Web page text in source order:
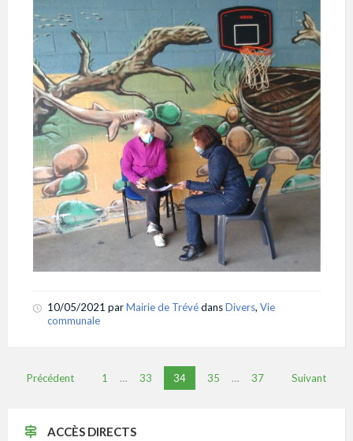
10/05/2021 parMairie de TrévédansDivers, Vie
communale
Pagination
Précédent 1 … 33 34 35 … 37 Suivant
ACCÈS DIRECTS